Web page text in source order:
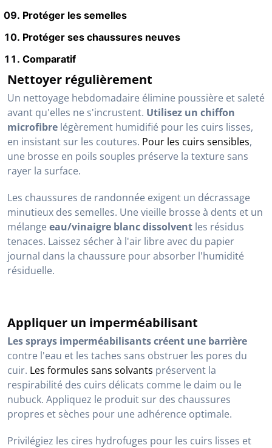
Protéger les semelles
Protéger ses chaussures neuves
Comparatif
Nettoyer régulièrement
Un nettoyage hebdomadaire élimine poussière et saleté
avant qu'elles ne s'incrustent. Utilisez un chiffon
microfibre légèrement humidifié pour les cuirs lisses,
en insistant sur les coutures. Pour les cuirs sensibles,
une brosse en poils souples préserve la texture sans
rayer la surface.
Les chaussures de randonnée exigent un décrassage
minutieux des semelles. Une vieille brosse à dents et un
mélangeeau/vinaigre blanc dissolvent les résidus
tenaces. Laissez sécher à l'air libre avec du papier
journal dans la chaussure pour absorber l'humidité
résiduelle.
Appliquer un imperméabilisant
Les sprays imperméabilisants créent une barrière
contre l'eau et les taches sans obstruer les pores du
cuir. Les formules sans solvants préservent la
respirabilité des cuirs délicats comme le daim ou le
nubuck. Appliquez le produit sur des chaussures
propres et sèches pour une adhérence optimale.
Privilégiez les cires hydrofuges pour les cuirs lisses et